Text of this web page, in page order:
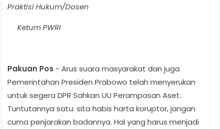
Praktisi Hukum/Dosen
Ketum PWRI
Pakuan Pos - Arus suara masyarakat dan juga
Pemerintahan Presiden Prabowo telah menyerukan
untuk segera DPR Sahkan UU Perampasan Aset.
Tuntutannya satu: sita habis harta koruptor, jangan
cuma penjarakan badannya. Hal yang harus menjadi